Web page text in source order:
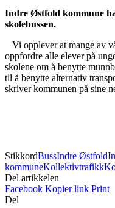
Indre Østfold kommune
skolebussen.
– Vi opplever at mange av
oppfordre alle elever på
skolene om å benytte
til å benytte alternativ
skriver kommunen på sine
StikkordBussIndre Østfold
kommuneKollektivtrafikk
Del artikkelen
Facebook Kopier link Print
Del